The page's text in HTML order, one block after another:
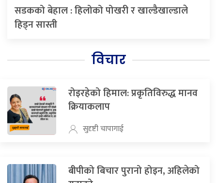
सडकको बेहाल : हिलोको पोखरी र खाल्डैखाल्डाले
हिड्न सास्ती
विचार
रोइरहेको हिमाल: प्रकृतिविरुद्ध मानव
क्रियाकलाप
सुदृष्टी चापागाई
बीपीको बिचार पुरानो होइन, अहिलेको